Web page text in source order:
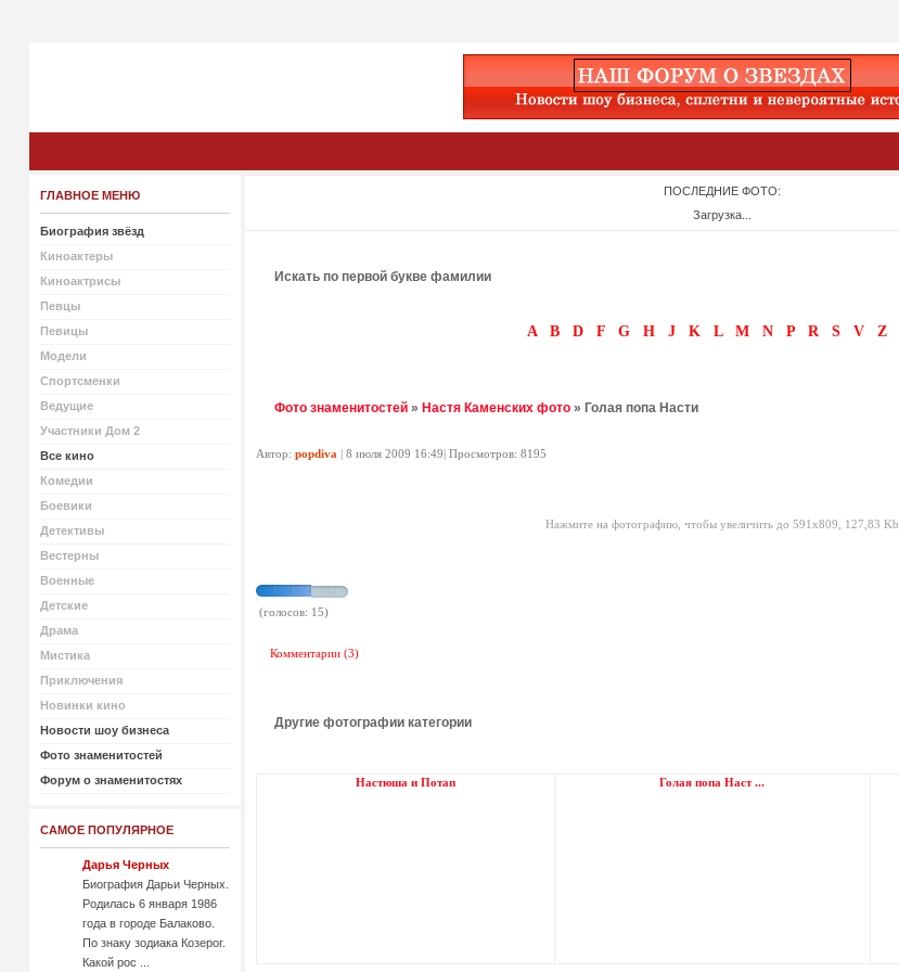
ГЛАВНОЕ МЕНЮ
Биография звёзд
Киноактеры
Киноактрисы
Певцы
Певицы
Модели
Спортсменки
Ведущие
Участники Дом 2
Все кино
Комедии
Боевики
Детективы
Вестерны
Военные
Детские
Драма
Мистика
Приключения
Новинки кино
Новости шоу бизнеса
Фото знаменитостей
Форум о знаменитостях
САМОЕ ПОПУЛЯРНОЕ
Дарья Черных
Биография Дарьи Черных.
Родилась 6 января 1986
года в городе Балаково.
По знаку зодиака Козерог.
Какой рос ...
ПОСЛЕДНИЕ ФОТО:
Загрузка...
Искать по первой букве фамилии
A B D F G H J K L M N P R S V Z
Фото знаменитостей» Настя Каменских фото» Голая попа Насти
Автор: popdiva | 8 июля 2009 16:49| Просмотров: 8195
Нажмите на фотографию, чтобы увеличить до 591x809, 127,83 Kb
(голосов: 15)
Комментарии (3)
Другие фотографии категории
Настюша и Потап Голая попа Наст ...